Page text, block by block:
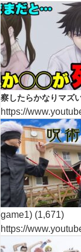
察したらかなりマズ
https://
game1) (1,671)
https://